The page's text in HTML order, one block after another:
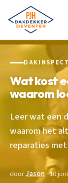
Wat kost
waarom
Leer wat een
waarom het
reparaties
doorJason· 10